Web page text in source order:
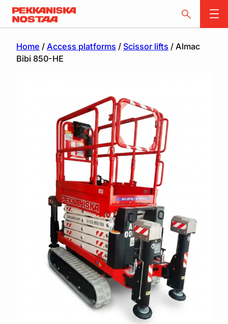
Home / Access platforms / Scissor lifts / Almac
Bibi 850-HE